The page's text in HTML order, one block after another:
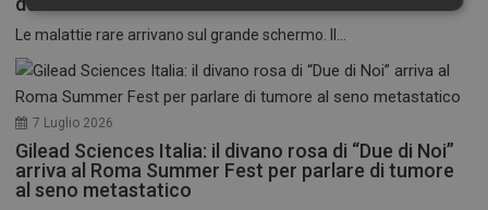
Le malattie rare arrivano sul grande schermo. Il...
7 Luglio 2026
Gilead Sciences Italia: il divano rosa di “Due di Noi”
arriva al Roma Summer Fest per parlare di tumore
al seno metastatico
Necessari Marketing
Necessari Marketing